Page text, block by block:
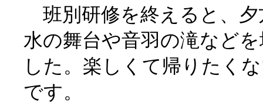
班別研修を終えると、夕
水の舞台や音羽の滝など
した。楽しくて帰りたく
です。